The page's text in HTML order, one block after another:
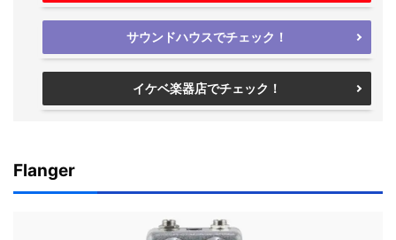
サウンドハウスでチェック！
イケベ楽器店でチェック！
Flanger